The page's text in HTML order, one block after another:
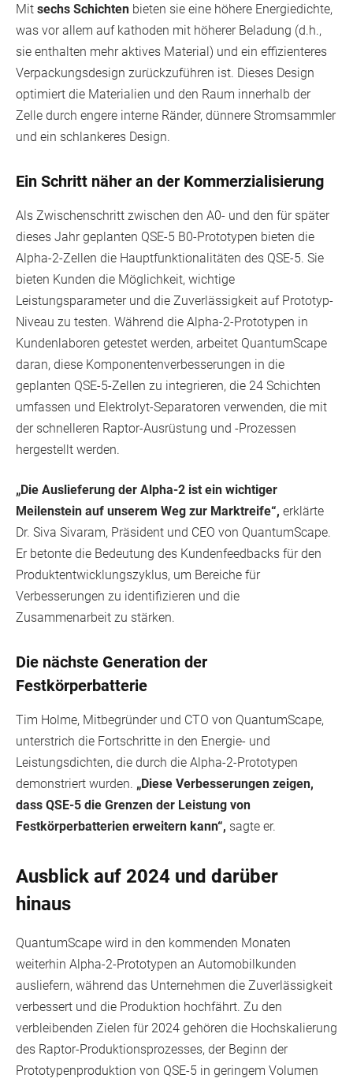
Mit sechs Schichten bieten sie eine höhere Energiedichte,
was vor allem auf kathoden mit höherer Beladung (d.h.,
sie enthalten mehr aktives Material) und ein effizienteres
Verpackungsdesign zurückzuführen ist. Dieses Design
optimiert die Materialien und den Raum innerhalb der
Zelle durch engere interne Ränder, dünnere Stromsammler
und ein schlankeres Design.
Ein Schritt näher an der Kommerzialisierung
Als Zwischenschritt zwischen den A0- und den für später
dieses Jahr geplanten QSE-5 B0-Prototypen bieten die
Alpha-2-Zellen die Hauptfunktionalitäten des QSE-5. Sie
bieten Kunden die Möglichkeit, wichtige
Leistungsparameter und die Zuverlässigkeit auf Prototyp-
Niveau zu testen. Während die Alpha-2-Prototypen in
Kundenlaboren getestet werden, arbeitet QuantumScape
daran, diese Komponentenverbesserungen in die
geplanten QSE-5-Zellen zu integrieren, die 24 Schichten
umfassen und Elektrolyt-Separatoren verwenden, die mit
der schnelleren Raptor-Ausrüstung und -Prozessen
hergestellt werden.
„Die Auslieferung der Alpha-2 ist ein wichtiger
Meilenstein auf unserem Weg zur Marktreife“, erklärte
Dr. Siva Sivaram, Präsident und CEO von QuantumScape.
Er betonte die Bedeutung des Kundenfeedbacks für den
Produktentwicklungszyklus, um Bereiche für
Verbesserungen zu identifizieren und die
Zusammenarbeit zu stärken.
Die nächste Generation der
Festkörperbatterie
Tim Holme, Mitbegründer und CTO von QuantumScape,
unterstrich die Fortschritte in den Energie- und
Leistungsdichten, die durch die Alpha-2-Prototypen
demonstriert wurden. „Diese Verbesserungen zeigen,
dass QSE-5 die Grenzen der Leistung von
Festkörperbatterien erweitern kann“, sagte er.
Ausblick auf 2024 und darüber
hinaus
QuantumScape wird in den kommenden Monaten
weiterhin Alpha-2-Prototypen an Automobilkunden
ausliefern, während das Unternehmen die Zuverlässigkeit
verbessert und die Produktion hochfährt. Zu den
verbleibenden Zielen für 2024 gehören die Hochskalierung
des Raptor-Produktionsprozesses, der Beginn der
Prototypenproduktion von QSE-5 in geringem Volumen